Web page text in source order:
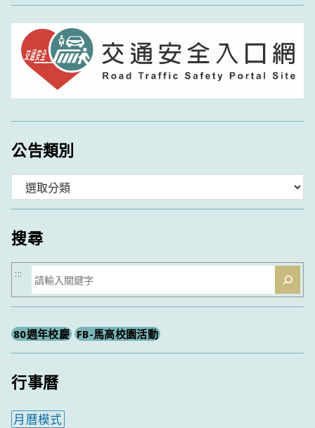
公告類別
類
搜尋
搜
尋
:::
80週年校慶 FB-馬高校園活動
行事曆
月曆模式